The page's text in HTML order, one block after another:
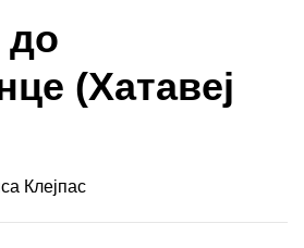
до
(Хатавеј
Клејпас